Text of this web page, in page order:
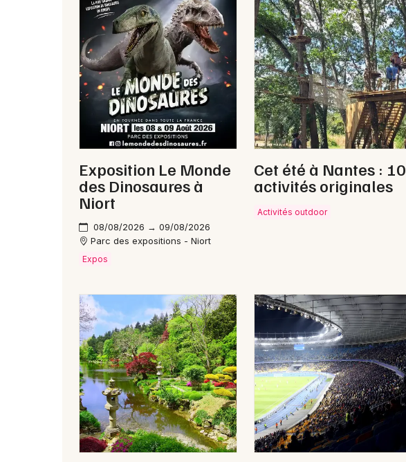
Exposition Le Monde
des Dinosaures à
Niort
08/08/2026 → 09/08/2026
Parc des expositions - Niort
Expos
Cet été à Nantes : 10
activités originales
Activités outdoor